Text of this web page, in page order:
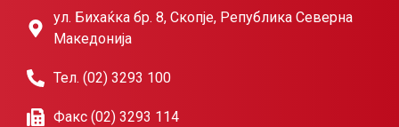
ул. Бихаќка бр. 8, Скопје, Република Северна
Македонија
Тел. (02) 3293 100
Факс (02) 3293 114